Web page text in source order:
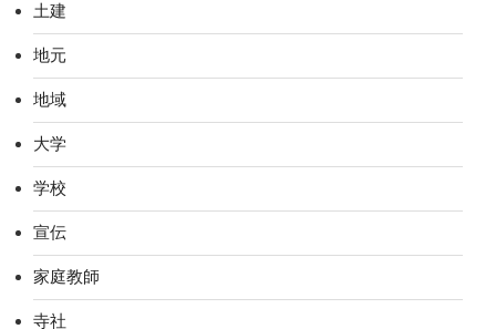
土建
地元
地域
大学
学校
宣伝
家庭教師
寺社